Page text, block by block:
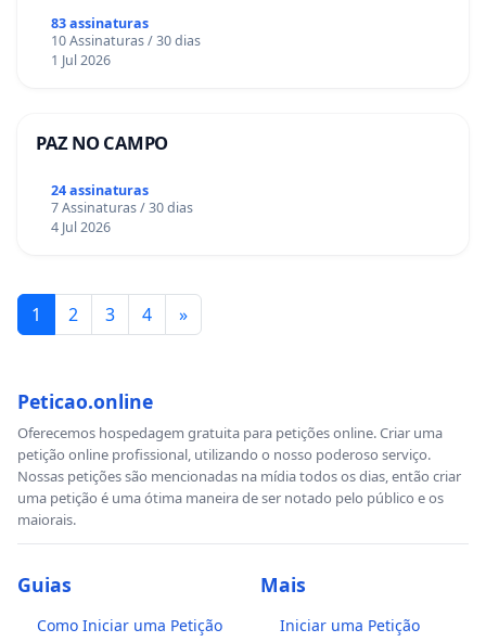
83 assinaturas
10 Assinaturas / 30 dias
1 Jul 2026
PAZ NO CAMPO
24 assinaturas
7 Assinaturas / 30 dias
4 Jul 2026
1 2 3 4 »
Peticao.online
Oferecemos hospedagem gratuita para petições online. Criar uma
petição online profissional, utilizando o nosso poderoso serviço.
Nossas petições são mencionadas na mídia todos os dias, então criar
uma petição é uma ótima maneira de ser notado pelo público e os
maiorais.
Guias
Como Iniciar uma Petição
Mais
Iniciar uma Petição